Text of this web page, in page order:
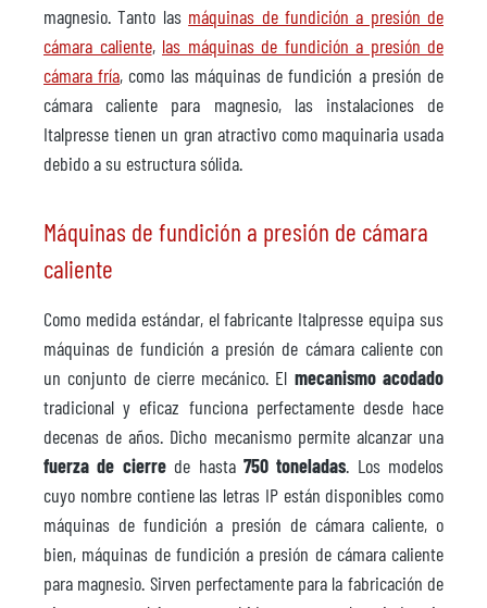
magnesio. Tanto las máquinas de fundición a presión de
cámara caliente, las máquinas de fundición a presión de
cámara fría, como las máquinas de fundición a presión de
cámara caliente para magnesio, las instalaciones de
Italpresse tienen un gran atractivo como maquinaria usada
debido a su estructura sólida.
Máquinas de fundición a presión de cámara
caliente
Como medida estándar, el fabricante Italpresse equipa sus
máquinas de fundición a presión de cámara caliente con
un conjunto de cierre mecánico. El mecanismo acodado
tradicional y eficaz funciona perfectamente desde hace
decenas de años. Dicho mecanismo permite alcanzar una
fuerza de cierrede hasta 750 toneladas. Los modelos
cuyo nombre contiene las letras IP están disponibles como
máquinas de fundición a presión de cámara caliente, o
bien, máquinas de fundición a presión de cámara caliente
para magnesio. Sirven perfectamente para la fabricación de